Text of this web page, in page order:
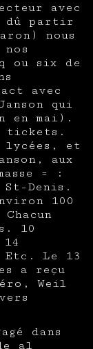
avec
dû partir
nous
ou six de
avec
qui
en mai).
tickets.
lycées, et
aux
= :
Denis.
100
10
Le 13
a reçu
Weil
dans
al